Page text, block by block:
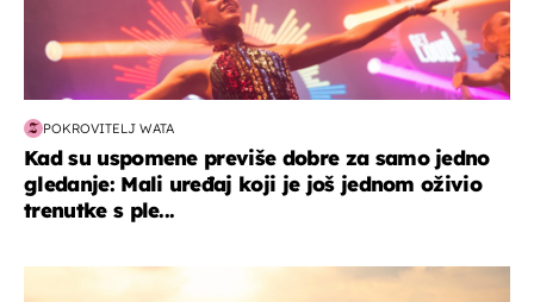
POKROVITELJ WATA
Kad su uspomene previše dobre za samo jedno
gledanje: Mali uređaj koji je još jednom oživio
trenutke s ple...